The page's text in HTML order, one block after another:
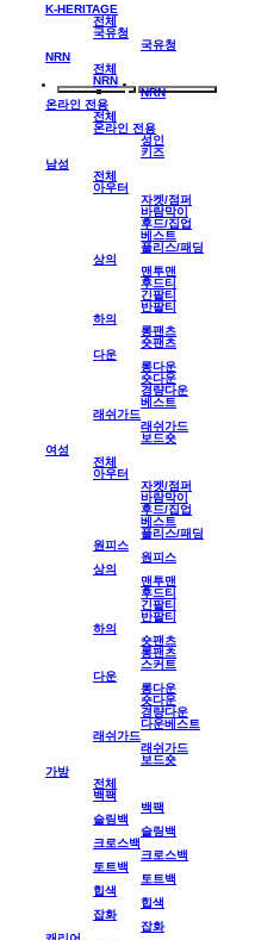
K-HERITAGE
전체
국유청
국유청
NRN
전체
NRN
NRN
온라인 전용
전체
온라인 전용
성인
키즈
남성
전체
아우터
자켓/점퍼
바람막이
후드/집업
베스트
플리스/패딩
상의
맨투맨
후드티
긴팔티
반팔티
하의
롱팬츠
숏팬츠
다운
롱다운
숏다운
경량다운
베스트
래쉬가드
래쉬가드
보드숏
여성
전체
아우터
자켓/점퍼
바람막이
후드/집업
베스트
플리스/패딩
원피스
원피스
상의
맨투맨
후드티
긴팔티
반팔티
하의
숏팬츠
롱팬츠
스커트
다운
롱다운
숏다운
경량다운
다운베스트
래쉬가드
래쉬가드
보드숏
가방
전체
백팩
백팩
슬링백
슬링백
크로스백
크로스백
토트백
토트백
힙색
힙색
잡화
잡화